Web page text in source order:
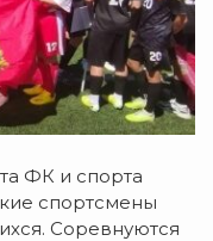
ФК и спорта
спортсмены
Соревнуются